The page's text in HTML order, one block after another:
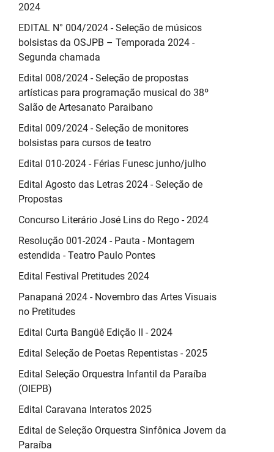
2024
EDITAL N° 004/2024 - Seleção de músicos
bolsistas da OSJPB – Temporada 2024 -
Segunda chamada
Edital 008/2024 - Seleção de propostas
artísticas para programação musical do 38º
Salão de Artesanato Paraibano
Edital 009/2024 - Seleção de monitores
bolsistas para cursos de teatro
Edital 010-2024 - Férias Funesc junho/julho
Edital Agosto das Letras 2024 - Seleção de
Propostas
Concurso Literário José Lins do Rego - 2024
Resolução 001-2024 - Pauta - Montagem
estendida - Teatro Paulo Pontes
Edital Festival Pretitudes 2024
Panapaná 2024 - Novembro das Artes Visuais
no Pretitudes
Edital Curta Bangüê Edição II - 2024
Edital Seleção de Poetas Repentistas - 2025
Edital Seleção Orquestra Infantil da Paraíba
(OIEPB)
Edital Caravana Interatos 2025
Edital de Seleção Orquestra Sinfônica Jovem da
Paraíba